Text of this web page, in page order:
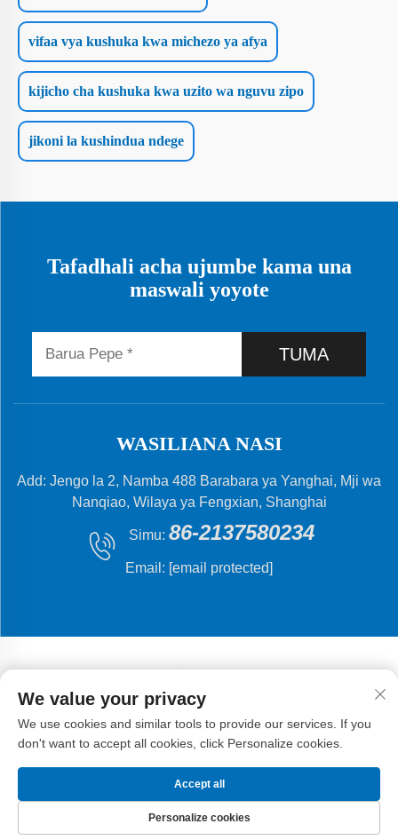
vifaa vya kushuka kwa michezo ya afya
kijicho cha kushuka kwa uzito wa nguvu zipo
jikoni la kushindua ndege
Tafadhali acha ujumbe kama una
maswali yoyote
TUMA
WASILIANA NASI
Add: Jengo la 2, Namba 488 Barabara ya Yanghai, Mji wa
Nanqiao, Wilaya ya Fengxian, Shanghai
Simu: 86-2137580234
Email: [email protected]
Hakiki © 2024 Shanghai Flying Fish Machinery
Manufacturing Co.,Ltd .Sera ya Faragha
UKURASA WA BIDHAA BARUA PEPE SIMU
We value your privacy
We use cookies and similar tools to provide our services. If you
don't want to accept all cookies, click Personalize cookies.
Personalize cookies
Accept all